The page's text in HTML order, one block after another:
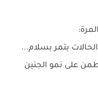
بتمر بسلام...
على نمو الجنين